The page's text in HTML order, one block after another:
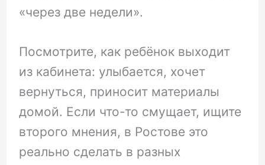
«через две недели».
Посмотрите, как ребёнок выходит
из кабинета: улыбается, хочет
вернуться, приносит материалы
домой. Если что-то смущает, ищите
второго мнения, в Ростове это
реально сделать в разных